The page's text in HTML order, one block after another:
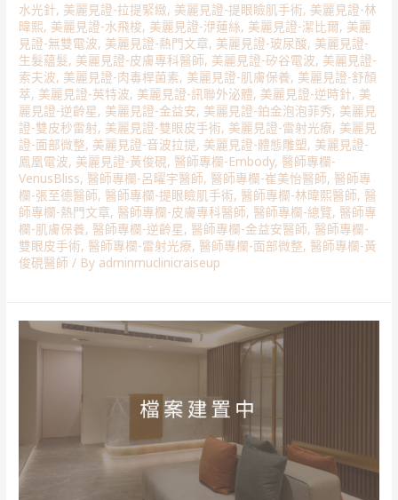
水光針, 美麗見證-拉提緊緻, 美麗見證-提眼瞼肌手術, 美麗見證-林
暐熙, 美麗見證-水飛梭, 美麗見證-洢蓮絲, 美麗見證-潔比爾, 美麗
見證-無雙電波, 美麗見證-熱門文章, 美麗見證-玻尿酸, 美麗見證-
生髮蘊髮, 美麗見證-皮膚專科醫師, 美麗見證-矽谷電波, 美麗見證-
索夫波, 美麗見證-肉毒桿菌素, 美麗見證-肌膚保養, 美麗見證-舒顏
萃, 美麗見證-英特波, 美麗見證-訊聯外泌體, 美麗見證-逆時針, 美
麗見證-逆齡星, 美麗見證-金益安, 美麗見證-鉑金泡泡菲秀, 美麗見
證-雙皮秒雷射, 美麗見證-雙眼皮手術, 美麗見證-雷射光療, 美麗見
證-面部微整, 美麗見證-音波拉提, 美麗見證-體態雕塑, 美麗見證-
鳳凰電波, 美麗見證-黃俊硯, 醫師專欄-Embody, 醫師專欄-
VenusBliss, 醫師專欄-呂曜宇醫師, 醫師專欄-崔美怡醫師, 醫師專
欄-張至德醫師, 醫師專欄-提眼瞼肌手術, 醫師專欄-林暐熙醫師, 醫
師專欄-熱門文章, 醫師專欄-皮膚專科醫師, 醫師專欄-總覽, 醫師專
欄-肌膚保養, 醫師專欄-逆齡星, 醫師專欄-金益安醫師, 醫師專欄-
雙眼皮手術, 醫師專欄-雷射光療, 醫師專欄-面部微整, 醫師專欄-黃
俊硯醫師 / By adminmuclinicraiseup